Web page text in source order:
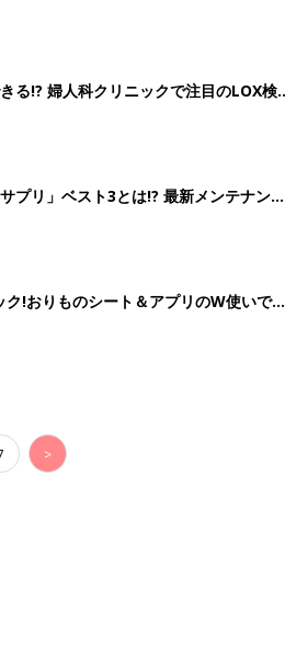
る!? 婦人科クリニックで注目のLOX検
プリ」ベスト3とは!? 最新メンテナンス
ク!おりものシート＆アプリのW使いでス
>